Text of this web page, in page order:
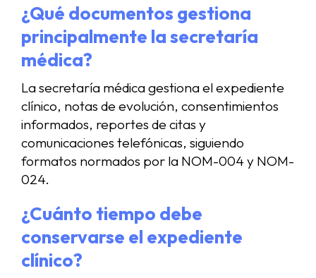
¿Qué documentos gestiona
principalmente la secretaría
médica?
La secretaría médica gestiona el expediente
clínico, notas de evolución, consentimientos
informados, reportes de citas y
comunicaciones telefónicas, siguiendo
formatos normados por la NOM-004 y NOM-
024.
¿Cuánto tiempo debe
conservarse el expediente
clínico?